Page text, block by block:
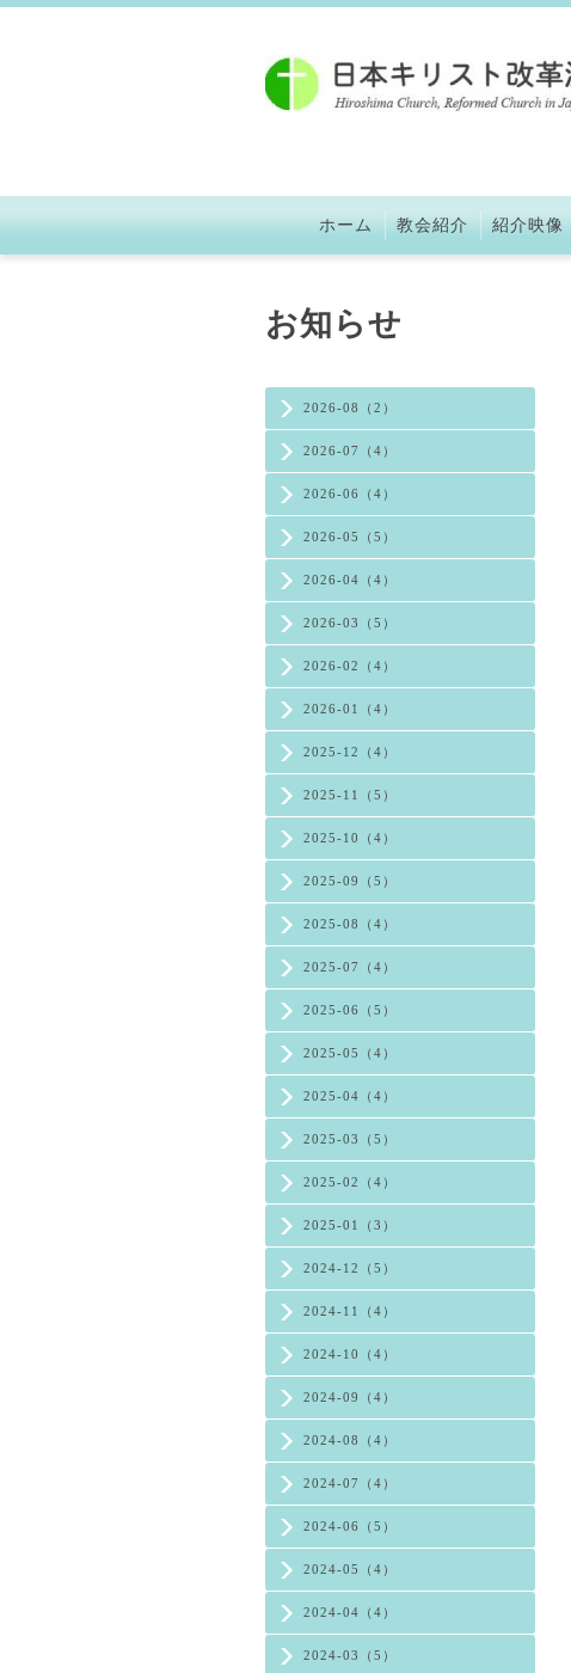
ホーム 教会紹介 紹介映像
2026-08（2）
2026-07（4）
2026-06（4）
2026-05（5）
2026-04（4）
2026-03（5）
2026-02（4）
2026-01（4）
2025-12（4）
2025-11（5）
2025-10（4）
2025-09（5）
2025-08（4）
2025-07（4）
2025-06（5）
2025-05（4）
2025-04（4）
2025-03（5）
2025-02（4）
2025-01（3）
2024-12（5）
2024-11（4）
2024-10（4）
2024-09（4）
2024-08（4）
2024-07（4）
2024-06（5）
2024-05（4）
2024-04（4）
2024-03（5）
お知らせ